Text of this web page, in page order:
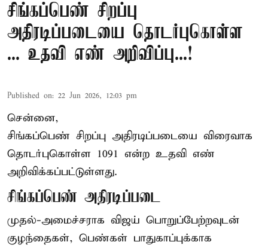
சிங்கப்பெண் சிறப்பு
அதிரடிப்படையை தொடர்புகொள்ள
... உதவி எண் அறிவிப்பு...!
Published on: 22 Jun 2026, 12:03 pm
சென்னை,
சிங்கப்பெண் சிறப்பு அதிரடிப்படையை விரைவாக
தொடர்புகொள்ள 1091 என்ற உதவி எண்
அறிவிக்கப்பட்டுள்ளது.
சிங்கப்பெண் அதிரடிப்படை
முதல்-அமைச்சராக விஜய் பொறுப்பேற்றவுடன்
குழந்தைகள், பெண்கள் பாதுகாப்புக்காக